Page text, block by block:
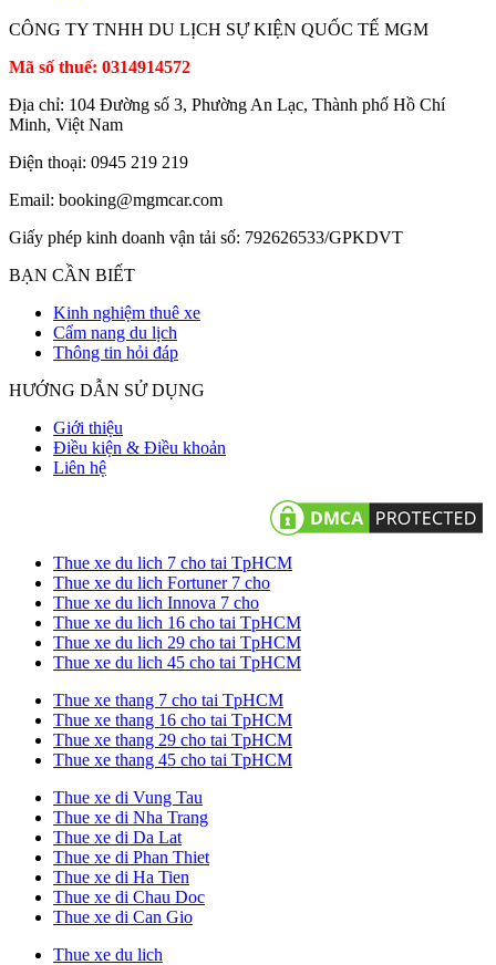
CÔNG TY TNHH DU LỊCH SỰ KIỆN QUỐC TẾ MGM
Mã số thuế: 0314914572
Địa chỉ: 104 Đường số 3, Phường An Lạc, Thành phố Hồ Chí
Minh, Việt Nam
Điện thoại: 0945 219 219
Email: booking@mgmcar.com
Giấy phép kinh doanh vận tải số: 792626533/GPKDVT
BẠN CẦN BIẾT
Kinh nghiệm thuê xe
Cẩm nang du lịch
Thông tin hỏi đáp
HƯỚNG DẪN SỬ DỤNG
Giới thiệu
Điều kiện & Điều khoản
Liên hệ
Thue xe du lich 7 cho tai TpHCM
Thue xe du lich Fortuner 7 cho
Thue xe du lich Innova 7 cho
Thue xe du lich 16 cho tai TpHCM
Thue xe du lich 29 cho tai TpHCM
Thue xe du lich 45 cho tai TpHCM
Thue xe thang 7 cho tai TpHCM
Thue xe thang 16 cho tai TpHCM
Thue xe thang 29 cho tai TpHCM
Thue xe thang 45 cho tai TpHCM
Thue xe di Vung Tau
Thue xe di Nha Trang
Thue xe di Da Lat
Thue xe di Phan Thiet
Thue xe di Ha Tien
Thue xe di Chau Doc
Thue xe di Can Gio
Thue xe du lich